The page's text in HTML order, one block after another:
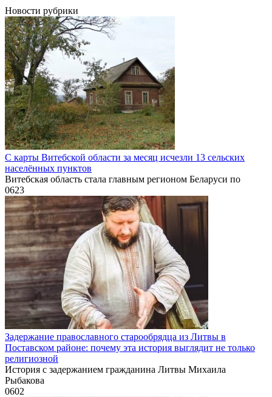
Новости рубрики
С карты Витебской области за месяц исчезли 13 сельских
населённых пунктов
Витебская область стала главным регионом Беларуси по
0623
Задержание православного старообрядца из Литвы в
Поставском районе: почему эта история выглядит не только
религиозной
История с задержанием гражданина Литвы Михаила
Рыбакова
0602